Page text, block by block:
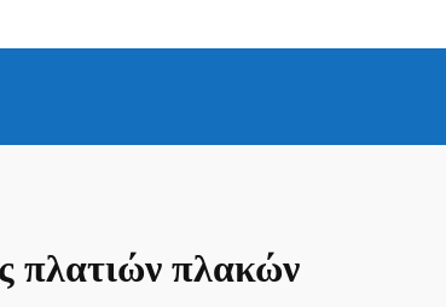
πλατιών πλακών